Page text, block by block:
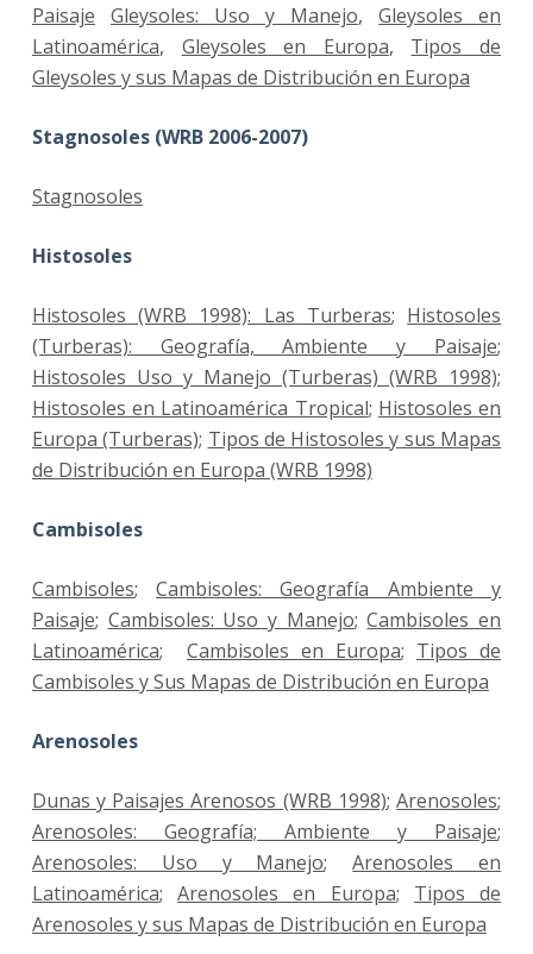
Paisaje
Gleysoles: Uso y Manejo,Gleysoles en
Latinoamérica, Gleysoles en Europa, Tipos de
Gleysoles y sus Mapas de Distribución en Europa
Stagnosoles (WRB 2006-2007)
Stagnosoles
Histosoles
Histosoles (WRB 1998): Las Turberas; Histosoles
(Turberas): Geografía, Ambiente y Paisaje;
Histosoles Uso y Manejo (Turberas) (WRB 1998);
Histosoles en Latinoamérica Tropical; Histosoles en
Europa (Turberas); Tipos de Histosoles y sus Mapas
de Distribución en Europa (WRB 1998)
Cambisoles
Cambisoles;Cambisoles: Geografía Ambiente y
Paisaje; Cambisoles: Uso y Manejo;Cambisoles en
Latinoamérica; Cambisoles en Europa; Tipos de
Cambisoles y Sus Mapas de Distribución en Europa
Arenosoles
Dunas y Paisajes Arenosos (WRB 1998);Arenosoles;
Arenosoles: Geografía; Ambiente y Paisaje;
Arenosoles: Uso y Manejo;Arenosoles en
Latinoamérica;Arenosoles en Europa; Tipos de
Arenosoles y sus Mapas de Distribución en Europa